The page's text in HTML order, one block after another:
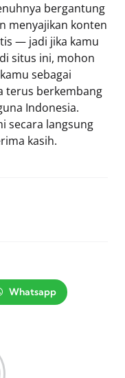
bergantung
menyajikan konten
— jadi jika kamu
situs ini, mohon
sebagai
terus berkembang
Indonesia.
secara langsung
kasih.
Whatsapp